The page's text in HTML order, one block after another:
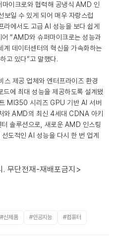
이크로와 협력해 공냉식 AMD 인
일 수 있게 되어 매우 자랑스럽
라에서도 고급 AI 성능을 보다 쉽게
“AMD와 슈퍼마이크로는 성능과
계 데이터센터의 혁신을 가속화하는
고 있다”고 말했다.
제공 업체와 엔터프라이즈 환경
에 최대 성능을 제공하도록 설계됐
MI350 시리즈 GPU 기반 AI 서버
와 AMD의 최신 4세대 CDNA 아키
솔루션으로, 새로운 AMD 인스팅
도적인 AI 성능을 다시 한 번 업계
무단전재-재배포금지>
#신제품 #인공지능 #컴퓨터